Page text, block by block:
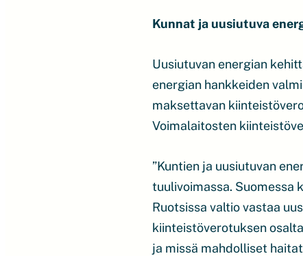
Kunnat ja uusiutuva
Uusiutuvan energian
energian hankkeiden
maksettavan
Voimalaitosten
”Kuntien ja uusiutuvan
tuulivoimassa. Suomessa
Ruotsissa valtio vastaa
kiinteistöverotuksen
ja missä mahdolliset